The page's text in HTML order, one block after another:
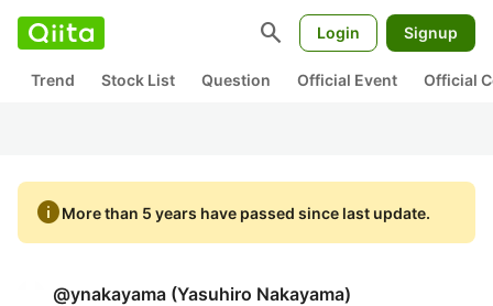
search Login Signup
Trend Stock List Question Official Event Official
infoMore than 5 years have passed since last update.
@ynakayama (Yasuhiro Nakayama)